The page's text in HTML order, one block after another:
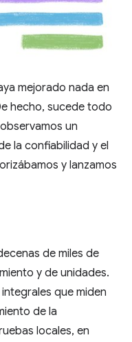
mejorado nada en
hecho, sucede todo
un
la confiabilidad y el
y lanzamos
de miles de
y de unidades.
que miden
de la
locales, en